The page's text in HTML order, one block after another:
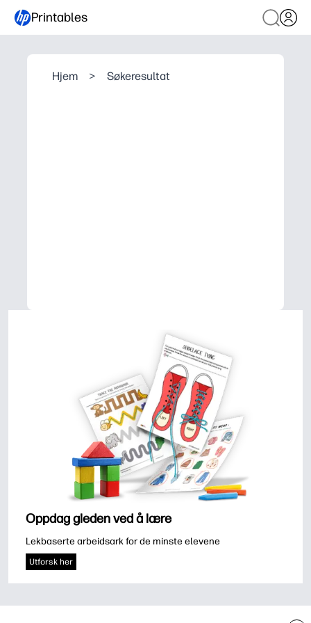
Printables
Hjem > Søkeresultat
Oppdag gleden ved å lære
Lekbaserte arbeidsark for de minste elevene
Utforsk her